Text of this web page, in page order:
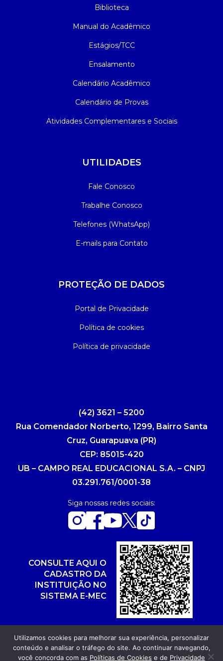
Biblioteca
Manual do Acadêmico
Estágios/TCC
Ensalamento
Calendário Acadêmico
Calendário de Provas
Atividades Complementares e Sociais
UTILIDADES
Fale Conosco
Trabalhe Conosco
Telefones (WhatsApp)
E-mails para Contato
PROTEÇÃO DE DADOS
Portal de Privacidade
Política de cookies
Política de privacidade
(42) 3621 – 5200
Rua Comendador Norberto, 1299, Bairro Santa
Cruz, Guarapuava (PR)
CEP: 85015-420
UB – CAMPO REAL EDUCACIONAL S.A. – CNPJ
03.291.761/0001-38
Siga nossas redes sociais:
CONSULTE AQUI O
CADASTRO DA
INSTITUIÇÃO NO
SISTEMA E-MEC
Copyright 2026. Todos os direitos reservados.
Desenvolvimento: POR FUEL AGÊNCIA WEB
Utilizamos cookies para melhorar sua experiência, personalizar
conteúdo e analisar o tráfego do site. Ao continuar navegando,
você concorda com as Políticas de Cookies e de Privacidade